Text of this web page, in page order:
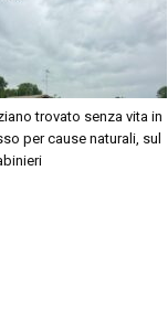
trovato senza vita in
per cause naturali, sul